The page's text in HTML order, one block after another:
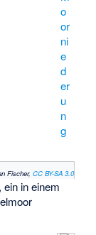
o
or
ni
e
d
er
u
n
g
Fischer, CC BY-SA 3.0
in einem